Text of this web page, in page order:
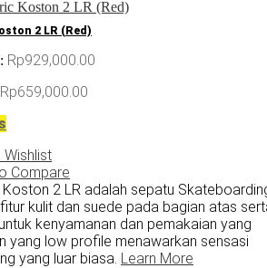
2 LR (Red)
Rp929,000.00
Rp659,000.00
Compare
Koston 2 LR adalah sepatu
kulit dan suede pada bagian atas
kenyamanan dan pemakaian yang
yang low profile menawarkan sensasi
yang luar biasa. Learn More